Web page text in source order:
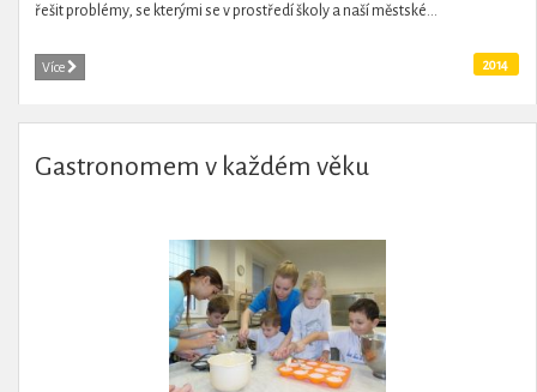
řešit problémy, se kterými se v prostředí školy a naší městské...
Více 2014
Gastronomem v každém věku